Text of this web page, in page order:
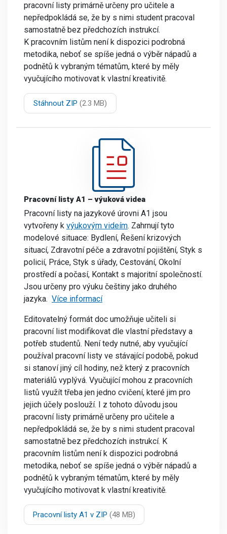
pracovní listy primárně určeny pro učitele a
nepředpokládá se, že by s nimi student pracoval
samostatně bez předchozích instrukcí.
K pracovním listům není k dispozici podrobná
metodika, neboť se spíše jedná o výběr nápadů a
podnětů k vybraným tématům, které by měly
vyučujícího motivovat k vlastní kreativitě.
Stáhnout ZIP (2.3 MB)
Pracovní listy A1 – výuková videa
Pracovní listy na jazykové úrovni A1 jsou
vytvořeny k výukovým videím. Zahrnují tyto
modelové situace: Bydlení, Řešení krizových
situací, Zdravotní péče a zdravotní pojištění, Styk s
policií, Práce, Styk s úřady, Cestování, Okolní
prostředí a počasí, Kontakt s majoritní společností.
Jsou určeny pro výuku češtiny jako druhého
jazyka. Více informací
Editovatelný formát doc umožňuje učiteli si
pracovní list modifikovat dle vlastní představy a
potřeb studentů. Není tedy nutné, aby vyučující
používal pracovní listy ve stávající podobě, pokud
si stanoví jiný cíl hodiny, než který z pracovních
materiálů vyplývá. Vyučující mohou z pracovních
listů využít třeba jen jedno cvičení, které jim pro
jejich účely poslouží. I z tohoto důvodu jsou
pracovní listy primárně určeny pro učitele a
nepředpokládá se, že by s nimi student pracoval
samostatně bez předchozích instrukcí. K
pracovním listům není k dispozici podrobná
metodika, neboť se spíše jedná o výběr nápadů a
podnětů k vybraným tématům, které by měly
vyučujícího motivovat k vlastní kreativitě.
Pracovní listy A1 v ZIP (48 MB)